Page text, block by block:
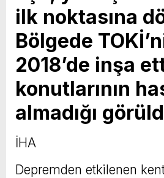
ilk noktasına
Bölgede
2018’de inşa
konutlarının
almadığı
İHA
Depremden etkilenen